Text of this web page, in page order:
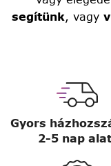
segítünk, vagy
Gyors
2-5 nap